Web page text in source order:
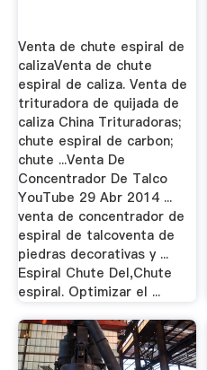
Venta de chute espiral de
calizaVenta de chute
espiral de caliza. Venta de
trituradora de quijada de
caliza China Trituradoras;
chute espiral de carbon;
chute ...Venta De
Concentrador De Talco
YouTube 29 Abr 2014 ...
venta de concentrador de
espiral de talcoventa de
piedras decorativas y ...
Espiral Chute Del,Chute
espiral. Optimizar el ...